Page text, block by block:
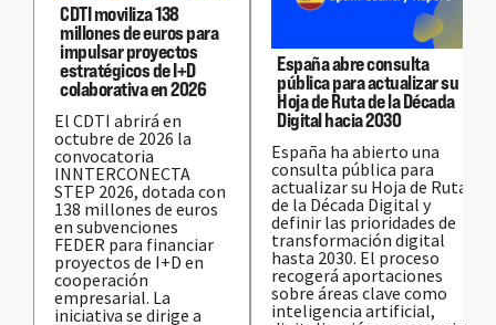
CDTI moviliza 138
millones de euros para
impulsar proyectos
estratégicos de I+D
colaborativa en 2026
El CDTI abrirá en
octubre de 2026 la
convocatoria
INNTERCONECTA
STEP 2026, dotada con
138 millones de euros
en subvenciones
FEDER para financiar
proyectos de I+D en
cooperación
empresarial. La
iniciativa se dirige a
España abre consulta
pública para actualizar su
Hoja de Ruta de la Década
Digital hacia 2030
España ha abierto una
consulta pública para
actualizar su Hoja de Ruta
de la Década Digital y
definir las prioridades de
transformación digital
hasta 2030. El proceso
recogerá aportaciones
sobre áreas clave como
inteligencia artificial,